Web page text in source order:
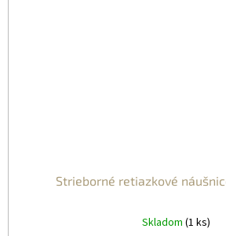
Strieborné retiazkové
Skladom (1 ks)